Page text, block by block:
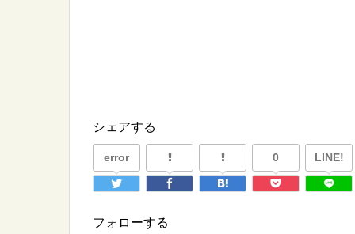
シェアする
error 0 LINE!
フォローする